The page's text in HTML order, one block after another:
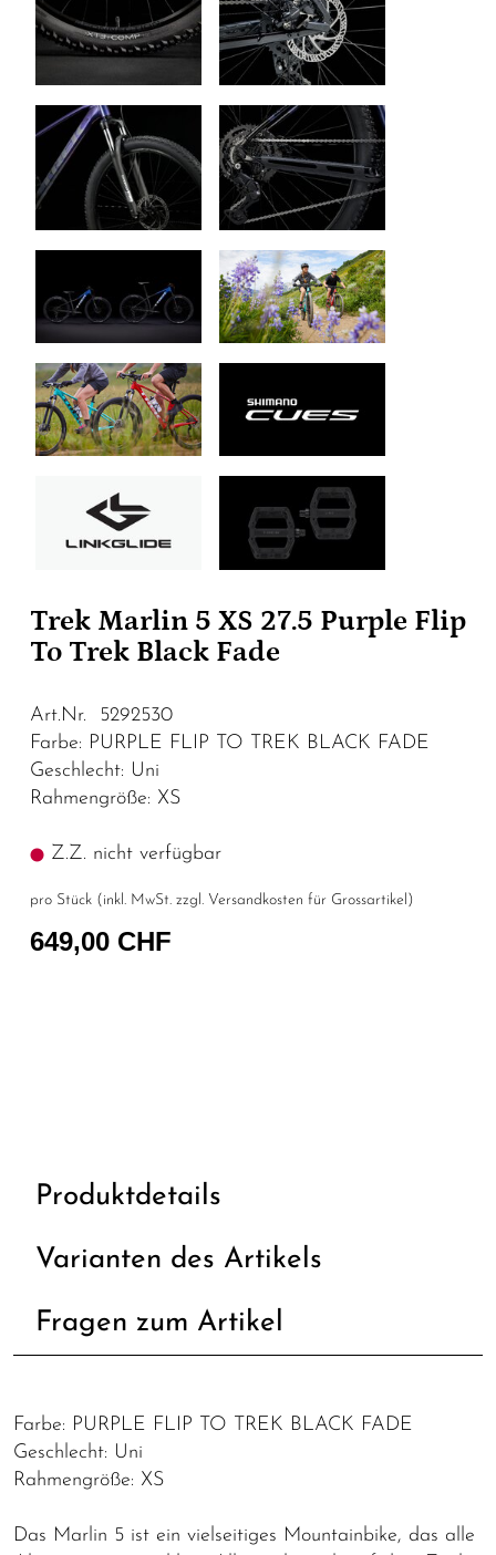
Trek Marlin 5 XS 27.5 Purple Flip
To Trek Black Fade
Art.Nr. 5292530
Farbe: PURPLE FLIP TO TREK BLACK FADE
Geschlecht: Uni
Rahmengröße: XS
Z.Z. nicht verfügbar
pro Stück (inkl. MwSt. zzgl. Versandkosten für Grossartikel )
649,00 CHF
Produktdetails
Varianten des Artikels
Fragen zum Artikel
Farbe: PURPLE FLIP TO TREK BLACK FADE
Geschlecht: Uni
Rahmengröße: XS
Das Marlin 5 ist ein vielseitiges Mountainbike, das alle